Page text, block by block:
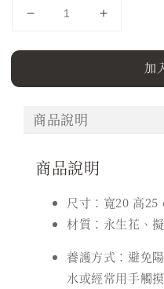
加
商品說明
商品說明
尺寸：寬20 高25
材質：永生花、
養護方式：避免
水或經常用手觸